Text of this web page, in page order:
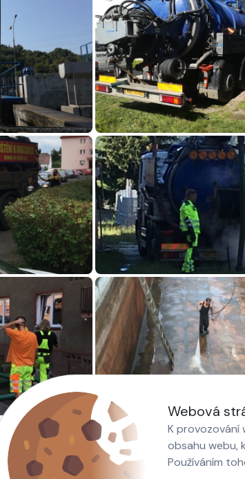
Webová
K provozování
obsahu webu,
Používáním